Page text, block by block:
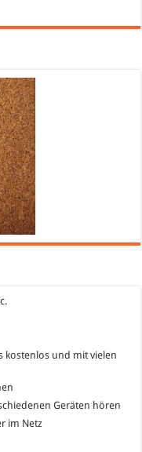
kostenlos und mit vielen
Geräten hören
im Netz